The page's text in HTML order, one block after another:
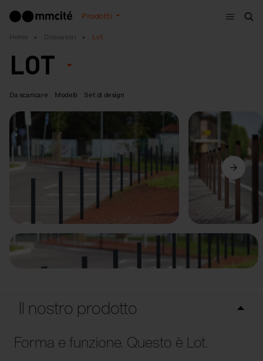
Prodotti
Menù
Home Dissuasori Lot
LOT
Da scaricare Modelli Set di design
Precedente Avanti
Il nostro prodotto
Forma e funzione. Questo è Lot.